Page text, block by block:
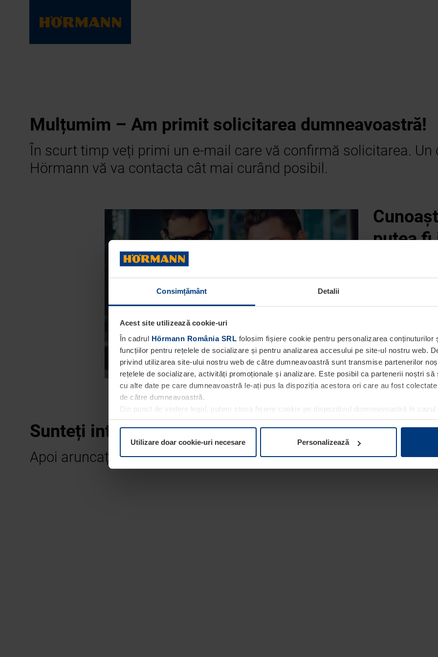
Consimțământ Detalii
Acest site utilizează cookie-uri
În cadrul Hörmann România SRL folosim fișiere cookie pentru personalizarea conținuturilor
funcțiilor pentru rețelele de socializare și pentru analizarea accesului pe site-ul nostru web.
privind utilizarea site-ului nostru web de către dumneavoastră sunt transmise partenerilor
rețelele de socializare, activități promoționale și analizare. Este posibil ca partenerii noștri
cu alte date pe care dumneavoastră le-ați pus la dispoziția acestora ori care au fost
de către dumneavoastră.
Din punct de vedere legal, putem stoca fișiere cookie pe dispozitivul dumneavoastră în
obligatorii pentru funcționarea acestei pagini. Pentru alte tipuri de fișiere cookie avem nevoie
paginaDeclarație cu privire la protecția datelor de pe site-ul nostru web.
Utilizare doar cookie-uri necesare Personalizează
Mulțumim – Am primit solicitarea dumneavoastră!
În scurt timp veți primi un e-mail care vă confirmă solicitarea. Un
Hörmann vă va contacta cât mai curând posibil.
putea fi
În acest caz
prietenilor și
PARTAJAȚI
Sunteți interesat de alte produse Hörmann la
Apoi aruncați o privire la toate ofertele noastre speciale acum!